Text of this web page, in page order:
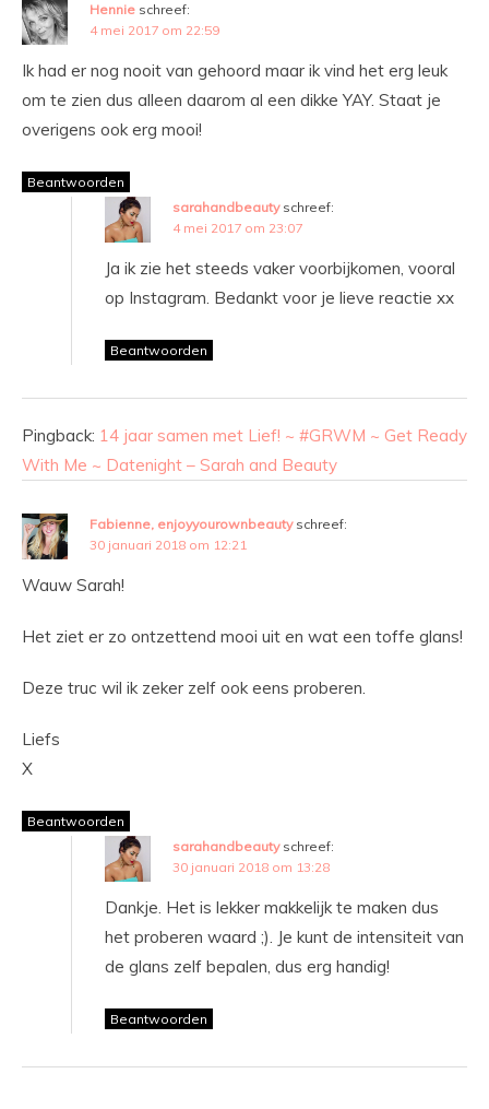
Hennie schreef:
4 mei 2017 om 22:59
Ik had er nog nooit van gehoord maar ik vind het erg leuk
om te zien dus alleen daarom al een dikke YAY. Staat je
overigens ook erg mooi!
Beantwoorden
sarahandbeauty schreef:
4 mei 2017 om 23:07
Ja ik zie het steeds vaker voorbijkomen, vooral
op Instagram. Bedankt voor je lieve reactie xx
Beantwoorden
Pingback: 14 jaar samen met Lief! ~ #GRWM ~ Get Ready
With Me ~ Datenight – Sarah and Beauty
Fabienne, enjoyyourownbeauty schreef:
30 januari 2018 om 12:21
Wauw Sarah!
Het ziet er zo ontzettend mooi uit en wat een toffe glans!
Deze truc wil ik zeker zelf ook eens proberen.
Liefs
X
Beantwoorden
sarahandbeauty schreef:
30 januari 2018 om 13:28
Dankje. Het is lekker makkelijk te maken dus
het proberen waard ;). Je kunt de intensiteit van
de glans zelf bepalen, dus erg handig!
Beantwoorden